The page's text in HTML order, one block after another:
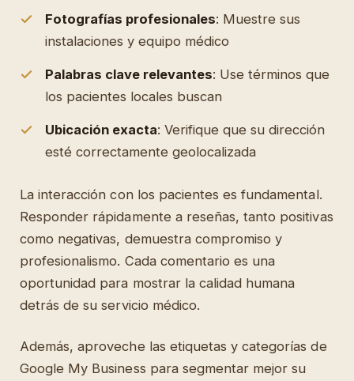
Fotografías profesionales: Muestre sus
instalaciones y equipo médico
Palabras clave relevantes: Use términos que
los pacientes locales buscan
Ubicación exacta: Verifique que su dirección
esté correctamente geolocalizada
La interacción con los pacientes es fundamental.
Responder rápidamente a reseñas, tanto positivas
como negativas, demuestra compromiso y
profesionalismo. Cada comentario es una
oportunidad para mostrar la calidad humana
detrás de su servicio médico.
Además, aproveche las etiquetas y categorías de
Google My Business para segmentar mejor su